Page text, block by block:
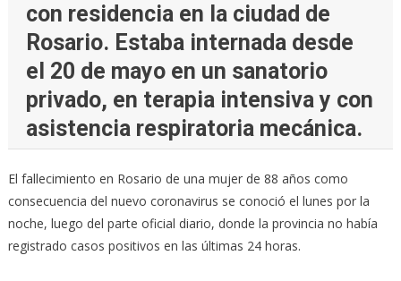
con residencia en la ciudad de
Rosario. Estaba internada desde
el 20 de mayo en un sanatorio
privado, en terapia intensiva y con
asistencia respiratoria mecánica.
El fallecimiento en Rosario de una mujer de 88 años como
consecuencia del nuevo coronavirus se conoció el lunes por la
noche, luego del parte oficial diario, donde la provincia no había
registrado casos positivos en las últimas 24 horas.